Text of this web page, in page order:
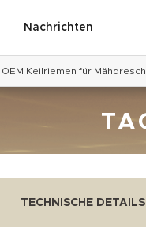
Nachrichten
OEM Keilriemen für
TECHNISCHE DETAILS